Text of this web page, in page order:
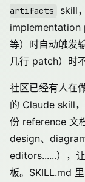
artifacts
skill
等）时自动触发
几行 patch）时
社区已经有人在
的 Claude skill
份 reference 文
design、
editors......），
板。SKILL.md